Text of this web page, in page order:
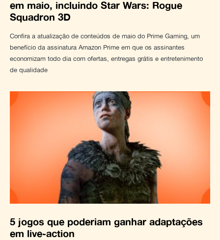
em maio, incluindo Star Wars: Rogue
Squadron 3D
Confira a atualização de conteúdos de maio do Prime Gaming, um
benefício da assinatura Amazon Prime em que os assinantes
economizam todo dia com ofertas, entregas grátis e entretenimento
de qualidade
5 jogos que poderiam ganhar adaptações
em live-action